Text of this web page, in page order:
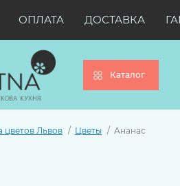
ОПЛАТА ДОСТАВКА
Каталог
цветов Львов Цветы Ананас